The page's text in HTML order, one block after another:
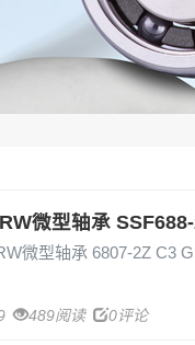
微型轴承
微型轴承 6807-2Z C3
489阅读 0评论